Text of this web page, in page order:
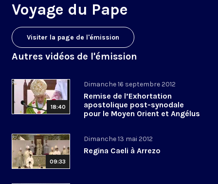
Voyage du Pape
Visiter la page de l'émission
Autres vidéos de l'émission
18:40
Dimanche 16 septembre 2012
Remise de l’Exhortation
apostolique post-synodale
pour le Moyen Orient et Angélus
09:33
Dimanche 13 mai 2012
Regina Caeli à Arrezo